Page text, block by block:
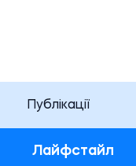
Публікації
Лайфстайл